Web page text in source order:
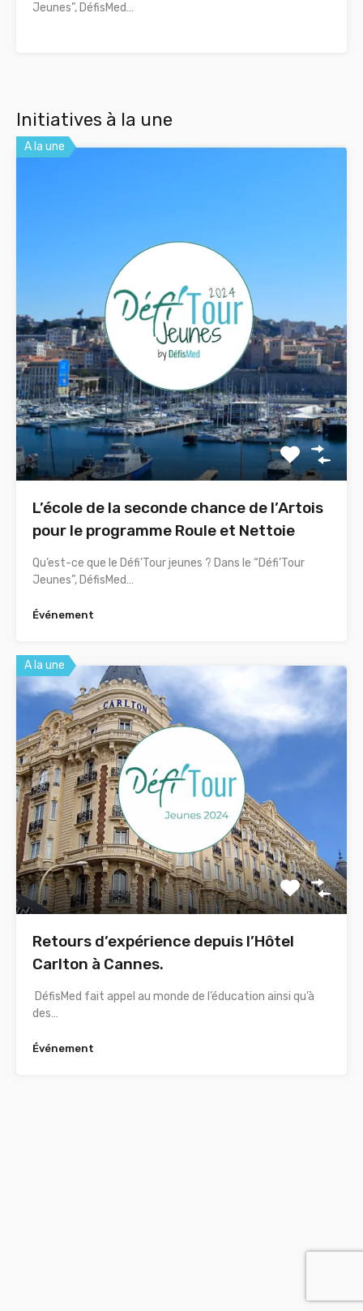
Jeunes”, DéfisMed…
Initiatives à la une
A la une
L’école de la seconde chance de l’Artois
pour le programme Roule et Nettoie
Qu’est-ce que le Défi’Tour jeunes ? Dans le “Défi’Tour
Jeunes”, DéfisMed…
Événement
A la une
Retours d’expérience depuis l’Hôtel
Carlton à Cannes.
DéfisMed fait appel au monde de l’éducation ainsi qu’à
des…
Événement